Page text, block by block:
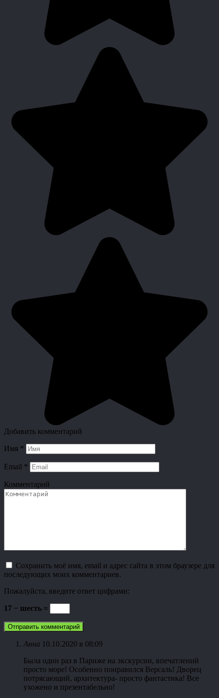
Добавить комментарий
Имя *
Email *
Комментарий
Сохранить моё имя, email и адрес сайта в этом браузере для
последующих моих комментариев.
Пожалуйста, введите ответ цифрами:
17 − шесть =
Анна 10.10.2020 в 08:09
Была один раз в Париже на экскурсии, впечатлений
просто море! Особенно понравился Версаль! Дворец
потрясающий, архитектура- просто фантастика! Все
ухожено и презентабельно!